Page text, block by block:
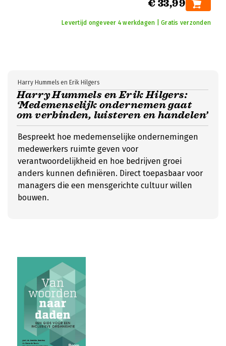
€ 33,99
Levertijd ongeveer 4 werkdagen | Gratis verzonden
Harry Hummels en Erik Hilgers:
‘Medemenselijk ondernemen gaat
om verbinden, luisteren en handelen’
Harry Hummels en Erik Hilgers
Bespreekt hoe medemenselijke ondernemingen
medewerkers ruimte geven voor
verantwoordelijkheid en hoe bedrijven groei
anders kunnen definiëren. Direct toepasbaar voor
managers die een mensgerichte cultuur willen
bouwen.